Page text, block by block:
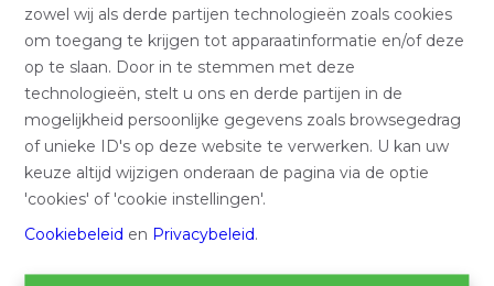
zowel wij als derde partijen technologieën zoals cookies
om toegang te krijgen tot apparaatinformatie en/of deze
op te slaan. Door in te stemmen met deze
technologieën, stelt u ons en derde partijen in de
mogelijkheid persoonlijke gegevens zoals browsegedrag
of unieke ID's op deze website te verwerken. U kan uw
keuze altijd wijzigen onderaan de pagina via de optie
'cookies' of 'cookie instellingen'.
Cookiebeleid en Privacybeleid.